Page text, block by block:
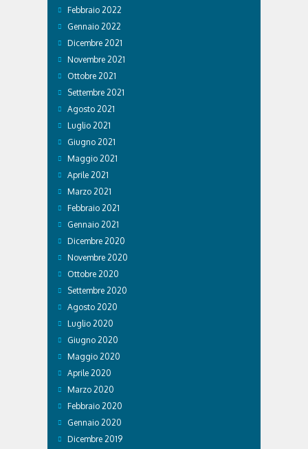
Febbraio 2022
Gennaio 2022
Dicembre 2021
Novembre 2021
Ottobre 2021
Settembre 2021
Agosto 2021
Luglio 2021
Giugno 2021
Maggio 2021
Aprile 2021
Marzo 2021
Febbraio 2021
Gennaio 2021
Dicembre 2020
Novembre 2020
Ottobre 2020
Settembre 2020
Agosto 2020
Luglio 2020
Giugno 2020
Maggio 2020
Aprile 2020
Marzo 2020
Febbraio 2020
Gennaio 2020
Dicembre 2019